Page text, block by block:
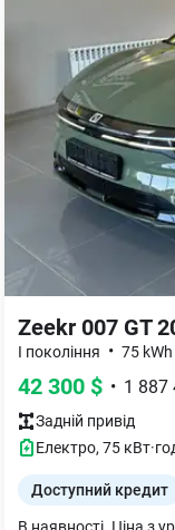
Zeekr 007 GT
I покоління • 75
42 300 $ • 1 887
Задній привід
Електро, 75
Доступний кредит